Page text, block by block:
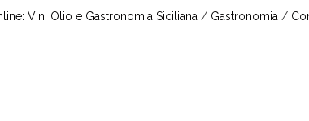
Vini Olio e Gastronomia Siciliana / Gastronomia /